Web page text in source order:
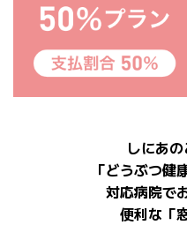
しにあ
「どうぶつ健
対応病院で
便利な「